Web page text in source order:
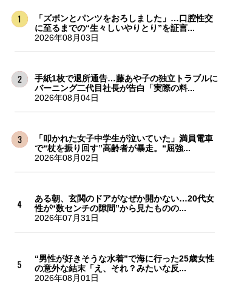
「ズボンとパンツをおろしました」…口腔性交
に至るまでの“生々しいやりとり”を証言...
2026年08月03日
手紙1枚で退所通告…藤あや子の独立トラブルに
バーニング二代目社長が告白「実際の料...
2026年08月04日
「叩かれた女子中学生が泣いていた」満員電車
で“杖を振り回す”高齢者が暴走。“屈強...
2026年08月02日
ある朝、玄関のドアがなぜか開かない…20代女
性が“数センチの隙間”から見たものの...
2026年07月31日
“男性が好きそうな水着”で海に行った25歳女性
の意外な結末「え、それ？みたいな反...
2026年08月01日